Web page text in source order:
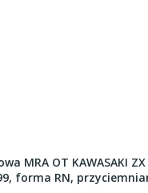
MRA OT KAWASAKI ZX
forma RN,